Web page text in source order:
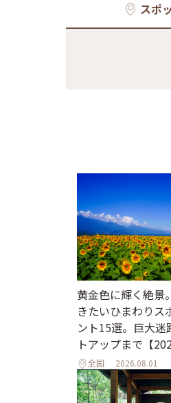
スポ
黄金色に輝く絶景
きたいひまわりス
ント15選。巨大迷
トアップまで【
全国 2026.08.01